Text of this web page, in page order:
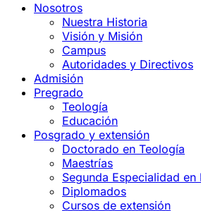
Nosotros
Nuestra Historia
Visión y Misión
Campus
Autoridades y Directivos
Admisión
Pregrado
Teología
Educación
Posgrado y extensión
Doctorado en Teología
Maestrías
Segunda Especialidad
Diplomados
Cursos de extensión